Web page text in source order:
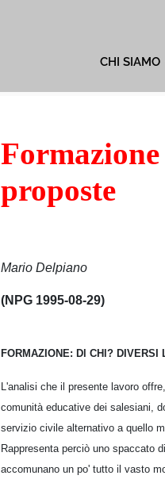
CHI SIAMO
proposte
Mario Delpiano
(NPG 1995-08-29)
FORMAZIONE: Dl CHl? DIVERSI
L'analisi che il presente lavoro
comunità educative dei salesiani,
servizio civile alternativo a quello
Rappresenta perciò uno spaccato
accomunano un po' tutto il vasto